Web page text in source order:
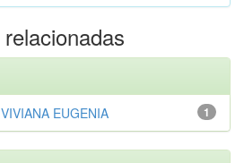
1
EUGENIA